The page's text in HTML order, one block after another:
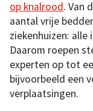
op knalrood. Van
aantal vrije
ziekenhuizen:
Daarom roepen
experten op tot
bijvoorbeeld een
verplaatsingen.